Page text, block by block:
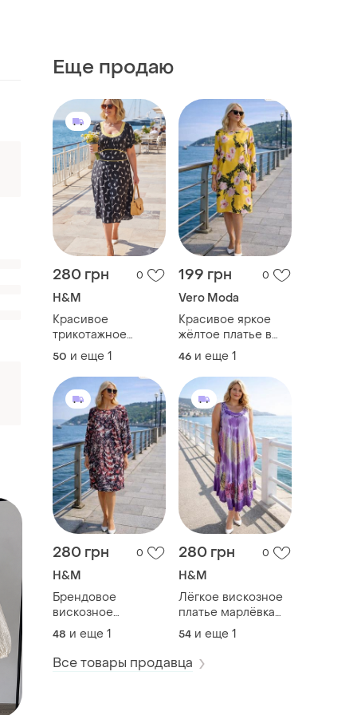
Еще продаю
280 грн 0
H&M
Красивое
трикотажное
платье масло
большого размера
батал
50 и еще 1
199 грн 0
Vero Moda
Красивое яркое
жёлтое платье в
цветы
46 и еще 1
280 грн 0
H&M
Брендовое
вискозное
трикотажное
платье оверсайз
большого размера
48 и еще 1
280 грн 0
H&M
Лёгкое вискозное
платье марлёвка
большого размера
батал
54 и еще 1
Все товары продавца